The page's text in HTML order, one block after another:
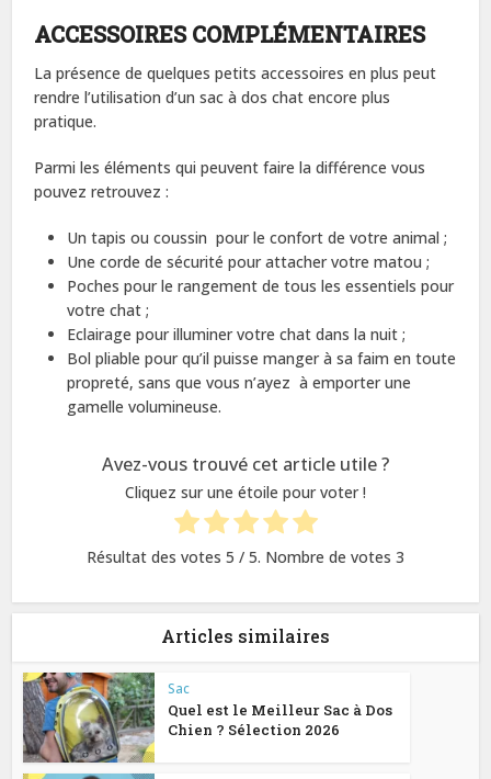
ACCESSOIRES COMPLÉMENTAIRES
La présence de quelques petits accessoires en plus peut
rendre l’utilisation d’un sac à dos chat encore plus
pratique.
Parmi les éléments qui peuvent faire la différence vous
pouvez retrouvez :
Un tapis ou coussin pour le confort de votre animal ;
Une corde de sécurité pour attacher votre matou ;
Poches pour le rangement de tous les essentiels pour
votre chat ;
Eclairage pour illuminer votre chat dans la nuit ;
Bol pliable pour qu’il puisse manger à sa faim en toute
propreté, sans que vous n’ayez à emporter une
gamelle volumineuse.
Avez-vous trouvé cet article utile ?
Cliquez sur une étoile pour voter !
Résultat des votes 5 / 5. Nombre de votes 3
Articles similaires
Sac
Quel est le Meilleur Sac à Dos
Chien ? Sélection 2026